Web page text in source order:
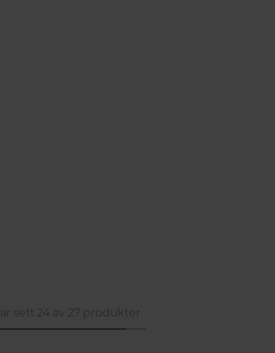
sett 24 av 27 produkter